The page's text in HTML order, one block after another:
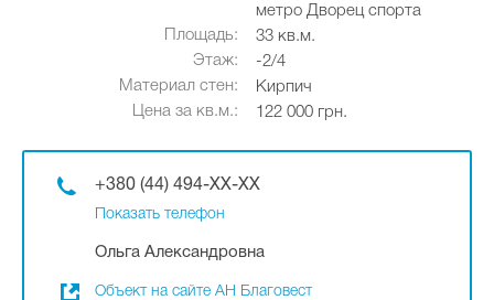
метро Дворец спорта
Площадь:
33 кв.м.
Этаж:
-2/4
Материал стен:
Кирпич
Цена за кв.м.:
122 000 грн.
+380 (44) 494-XX-XX
Показать телефон
Ольга Александровна
Объект на сайте АН Благовест